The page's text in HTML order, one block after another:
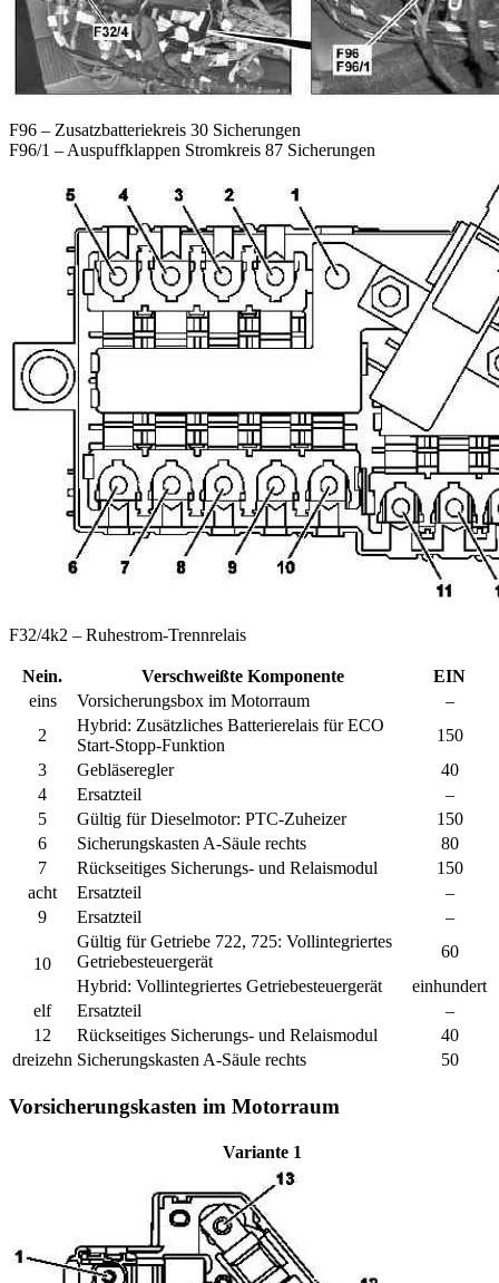
F96 – Zusatzbatteriekreis 30 Sicherungen
F96/1 – Auspuffklappen Stromkreis 87 Sicherungen
F32/4k2 – Ruhestrom-Trennrelais
Nein. Verschweißte Komponente
EIN
eins
Vorsicherungsbox im Motorraum
–
2
Hybrid: Zusätzliches Batterierelais für ECO
Start-Stopp-Funktion
150
3
Gebläseregler
40
4
Ersatzteil
–
5
Gültig für Dieselmotor: PTC-Zuheizer
150
6
Sicherungskasten A-Säule rechts
80
7
Rückseitiges Sicherungs- und Relaismodul
150
acht
Ersatzteil
–
9
Ersatzteil –
10
Gültig für Getriebe 722, 725: Vollintegriertes
Getriebesteuergerät
60
Hybrid: Vollintegriertes Getriebesteuergerät
einhundert
elf
Ersatzteil
–
12
Rückseitiges Sicherungs- und Relaismodul
40
dreizehn Sicherungskasten A-Säule rechts 50
Vorsicherungskasten im Motorraum
Variante 1